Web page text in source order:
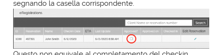
segnando la casella corrispondente.